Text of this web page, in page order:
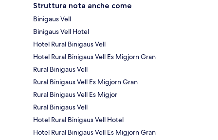
Struttura nota anche come
Binigaus Vell
Binigaus Vell Hotel
Hotel Rural Binigaus Vell
Hotel Rural Binigaus Vell Es Migjorn Gran
Rural Binigaus Vell
Rural Binigaus Vell Es Migjorn Gran
Rural Binigaus Vell Es Migjor
Rural Binigaus Vell
Hotel Rural Binigaus Vell Hotel
Hotel Rural Binigaus Vell Es Migjorn Gran